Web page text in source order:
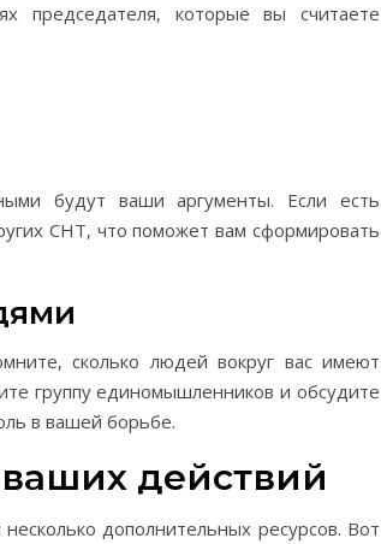
председателя, которые вы считаете
будут ваши аргументы. Если есть
СНТ, что поможет вам сформировать
сколько людей вокруг вас имеют
группу единомышленников и обсудите
в вашей борьбе.
действий
дополнительных ресурсов. Вот